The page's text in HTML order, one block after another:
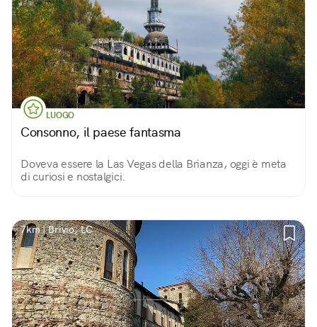
LUOGO
Consonno, il paese fantasma
Doveva essere la Las Vegas della Brianza, oggi è meta
di curiosi e nostalgici.
7km | Brivio, LC